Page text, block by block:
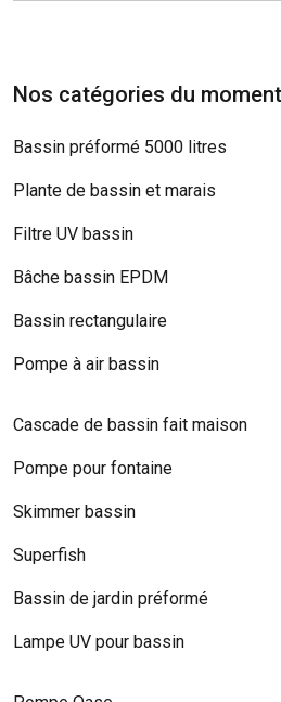
Nos catégories du moment
Bassin préformé 5000 litres
Plante de bassin et marais
Filtre UV bassin
Bâche bassin EPDM
Bassin rectangulaire
Pompe à air bassin
Cascade de bassin fait maison
Pompe pour fontaine
Skimmer bassin
Superfish
Bassin de jardin préformé
Lampe UV pour bassin